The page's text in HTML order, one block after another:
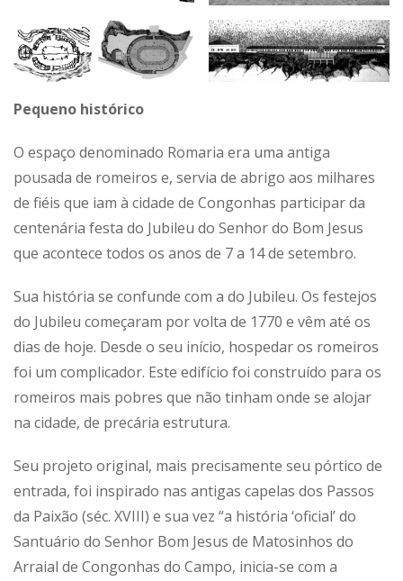
Pequeno histórico
O espaço denominado Romaria era uma antiga
pousada de romeiros e, servia de abrigo aos milhares
de fiéis que iam à cidade de Congonhas participar da
centenária festa do Jubileu do Senhor do Bom Jesus
que acontece todos os anos de 7 a 14 de setembro.
Sua história se confunde com a do Jubileu. Os festejos
do Jubileu começaram por volta de 1770 e vêm até os
dias de hoje. Desde o seu início, hospedar os romeiros
foi um complicador. Este edifício foi construído para os
romeiros mais pobres que não tinham onde se alojar
na cidade, de precária estrutura.
Seu projeto original, mais precisamente seu pórtico de
entrada, foi inspirado nas antigas capelas dos Passos
da Paixão (séc. XVIII) e sua vez “a história ‘oficial’ do
Santuário do Senhor Bom Jesus de Matosinhos do
Arraial de Congonhas do Campo, inicia-se com a